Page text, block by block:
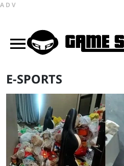
ADV
E-SPORTS